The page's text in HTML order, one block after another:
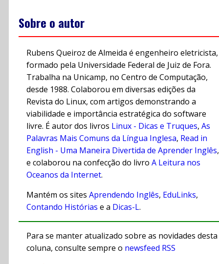
Sobre o autor
Rubens Queiroz de Almeida é engenheiro eletricista,
formado pela Universidade Federal de Juiz de Fora.
Trabalha na Unicamp, no Centro de Computação,
desde 1988. Colaborou em diversas edições da
Revista do Linux, com artigos demonstrando a
viabilidade e importância estratégica do software
livre. É autor dos livros Linux - Dicas e Truques, As
Palavras Mais Comuns da Língua Inglesa, Read in
English - Uma Maneira Divertida de Aprender Inglês,
e colaborou na confecção do livro A Leitura nos
Oceanos da Internet.
Mantém os sites Aprendendo Inglês, EduLinks,
Contando Histórias e a Dicas-L.
Para se manter atualizado sobre as novidades desta
coluna, consulte sempre o newsfeed RSS